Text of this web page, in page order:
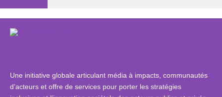
Une initiative globale articulant média à impacts, communautés
d’acteurs et offre de services pour porter les stratégies